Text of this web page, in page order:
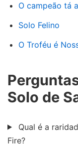
O campeão tá
Solo Felino
O Troféu é
Solo de
Qual é a
Fire?